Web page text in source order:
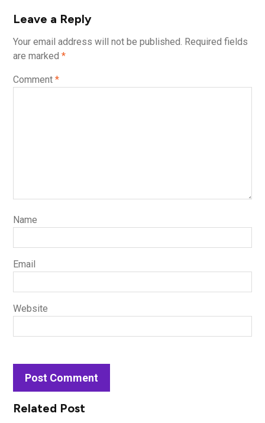
Leave a Reply
Your email address will not be published. Required fields
are marked *
Comment *
Name
Email
Website
Related Post